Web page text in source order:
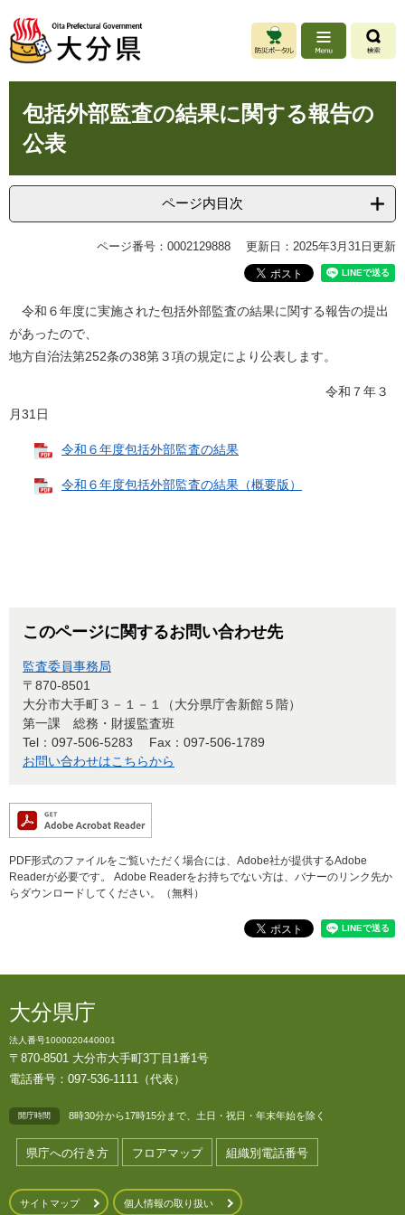
ジ
先
ュ
を
本
へ
包括外部監査の結果に関する報告の
公表
ページ内目次
ページ番号：0002129888 更新日：2025年3月31日更新
令和６年度に実施された包括外部監査の結果に関する報告の提出
があったので、
地方自治法第252条の38第３項の規定により公表します。
令和７年３
月31日
令和６年度包括外部監査の結果
令和６年度包括外部監査の結果（概要版）
このページに関するお問い合わせ先
監査委員事務局
〒870-8501
大分市大手町３－１－１（大分県庁舎新館５階）
第一課 総務・財援監査班
Tel：097-506-5283
Fax：097-506-1789
お問い合わせはこちらから
PDF形式のファイルをご覧いただく場合には、Adobe社が提供するAdobe
Readerが必要です。
Adobe Readerをお持ちでない方は、バナーのリンク先か
らダウンロードしてください。（無料）
大分県庁
法人番号1000020440001
〒870-8501 大分市大手町3丁目1番1号
電話番号：097-536-1111（代表）
開庁時間 8時30分から17時15分まで、土日・祝日・年末年始を除く
県庁への行き方 フロアマップ 組織別電話番号
サイトマップ 個人情報の取り扱い